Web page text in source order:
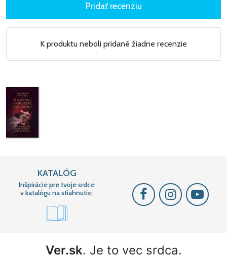
K produktu neboli pridané žiadne recenzie
KATALÓG
Inšpirácie pre tvoje srdce
v katalógu na stiahnutie.
Ver.sk. Je to vec srdca.